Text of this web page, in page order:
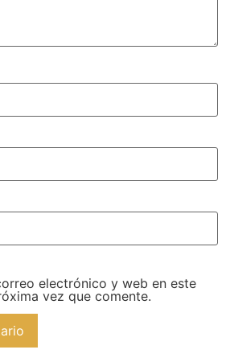
electrónico y web en este
vez que comente.